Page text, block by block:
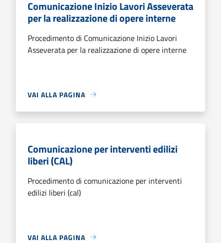
Comunicazione Inizio Lavori Asseverata
per la realizzazione di opere interne
Procedimento di Comunicazione Inizio Lavori
Asseverata per la realizzazione di opere interne
VAI ALLA PAGINA
Comunicazione per interventi edilizi
liberi (CAL)
Procedimento di comunicazione per interventi
edilizi liberi (cal)
VAI ALLA PAGINA